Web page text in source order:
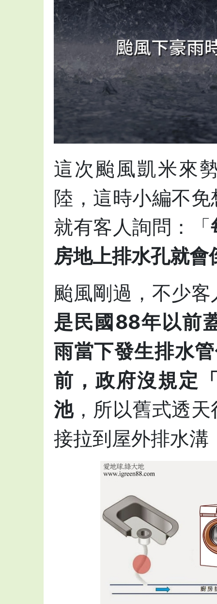
這次颱風凱米來
陸，這時小編不
就有客人詢問：「
房地上排水孔就會
颱風剛過，不少
是民國88年以前
雨當下發生排水
前，政府沒規定
池，所以舊式透
接拉到屋外排水溝